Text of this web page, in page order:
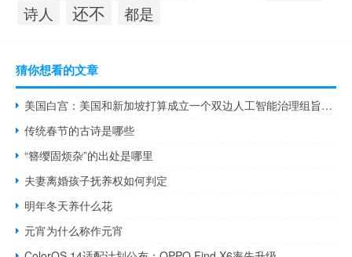
诗人 还不 都是
猜你想看的文章
美国白宫：美国和新加坡打算成立一个双边人工智能治理组旨在推进共同原则并加深信息交流
传统春节的古诗是哪些
“簪缨固烦杂”的出处是哪里
夫妻离婚孩子抚养权如何判定
明年冬天养什么花
元宵为什么称作元宵